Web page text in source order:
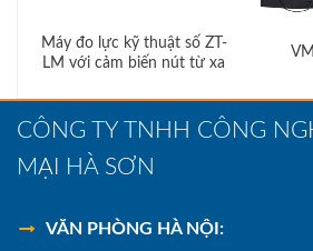
Máy đo lực kỹ thuật số ZT-
LM với cảm biến nút từ xa
CÔNG TY TNHH CÔNG
MẠI HÀ SƠN
VĂN PHÒNG HÀ NỘI: